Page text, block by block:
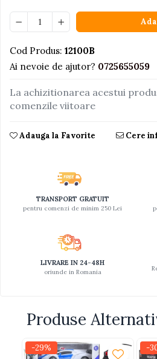
De plus
Electrocasnice si bucatarii
Fotolii gonflabile
Jocuri de indemanare
Jocuri sportive
Jucarii educative din lemn
Proiectoare
Set Avioane si submarine
Seturi de rufe
Trenuri cu sine
Cod Produs: 12100B
Ai nevoie de ajutor? 0725655059
La achizitionarea acestui
comenzile viitoare
Adauga la Favorite Cere
TRANSPORT GRATUIT
pentru comenzi de minim 250 Lei
LIVRARE IN 24-48H
oriunde in Romania
Produse
-29% -